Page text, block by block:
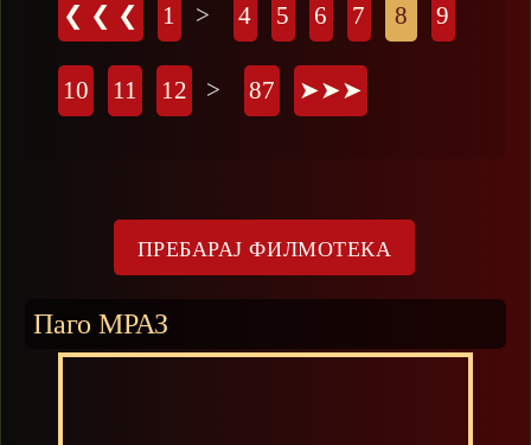
❮ ❮ ❮ 1 > 4 5 6 7 8 9
10 11 12 > 87 ➤➤➤
Паго МРАЗ